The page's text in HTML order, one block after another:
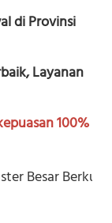
di Provinsi
Layanan
100%